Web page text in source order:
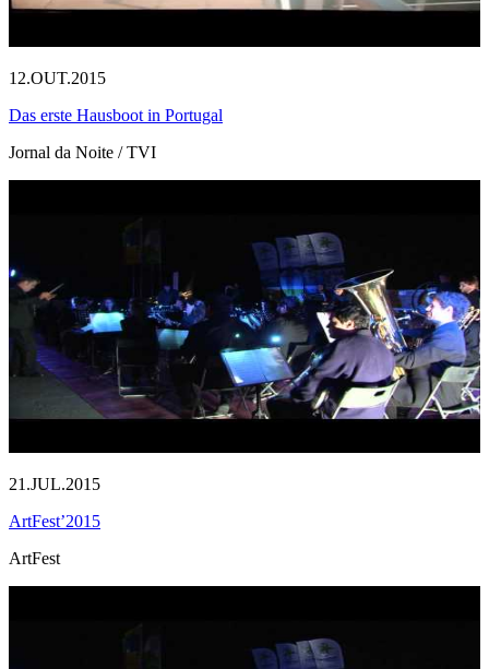
12.OUT.2015
Das erste Hausboot in Portugal
Jornal da Noite / TVI
21.JUL.2015
ArtFest’2015
ArtFest